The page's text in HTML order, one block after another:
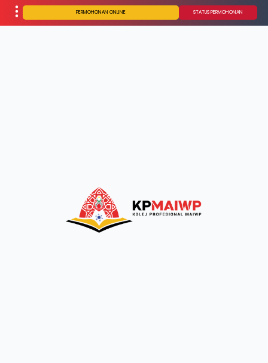
PERMOHONAN ONLINE STATUS PERMOHONAN